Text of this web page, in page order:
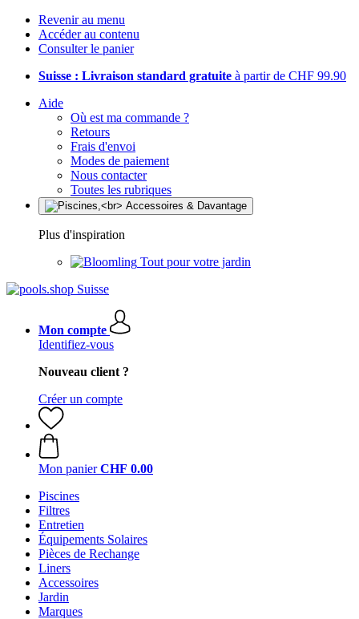
Revenir au menu
Accéder au contenu
Consulter le panier
Suisse : Livraison standard gratuite à partir de CHF 99.90
Aide
Où est ma commande ?
Retours
Frais d'envoi
Modes de paiement
Nous contacter
Toutes les rubriques
Plus d'inspiration
Tout pour votre jardin
Mon compte
Identifiez-vous
Nouveau client ?
Créer un compte
Mon panier CHF 0.00
Piscines
Filtres
Entretien
Équipements Solaires
Pièces de Rechange
Liners
Accessoires
Jardin
Marques